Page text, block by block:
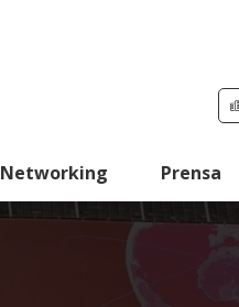
Networking Prensa